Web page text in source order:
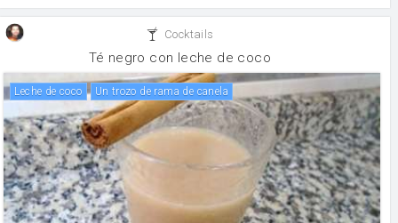
Cocktails
Té negro con leche de coco
Leche de coco Un trozo de rama de canela